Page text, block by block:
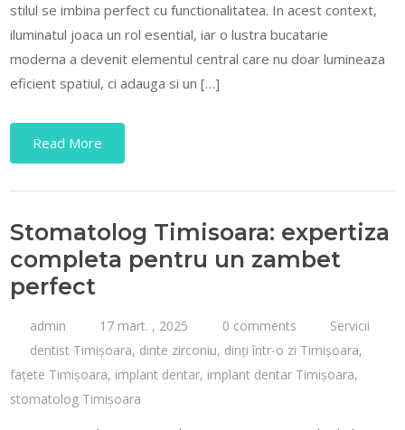
stilul se imbina perfect cu functionalitatea. In acest context,
iluminatul joaca un rol esential, iar o lustra bucatarie
moderna a devenit elementul central care nu doar lumineaza
eficient spatiul, ci adauga si un […]
Read More
Stomatolog Timisoara: expertiza
completa pentru un zambet
perfect
admin 17 mart. , 2025 0 comments
Servicii
dentist Timișoara, dinte zirconiu, dinți într-o zi Timișoara,
fațete Timișoara, implant dentar, implant dentar Timișoara,
stomatolog Timișoara